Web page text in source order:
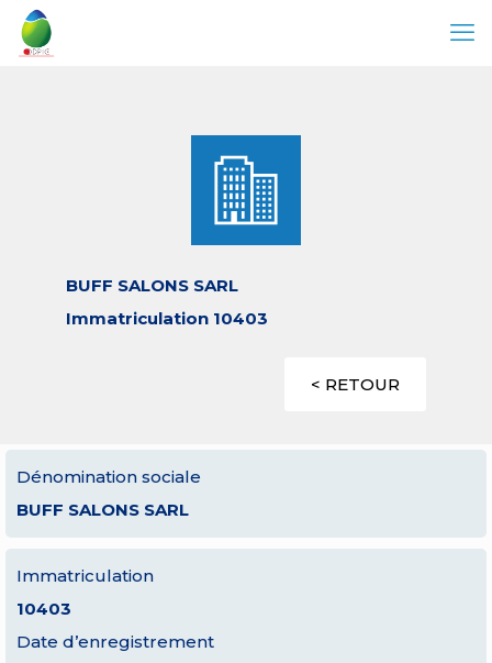
BUFF SALONS SARL
Immatriculation 10403
< RETOUR
Dénomination sociale
BUFF SALONS SARL
Immatriculation
10403
Date d’enregistrement